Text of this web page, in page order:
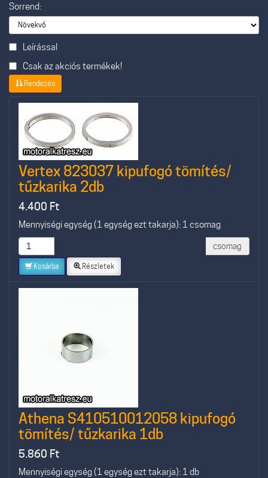
Sorrend:
Leírással
Csak az akciós termékek!
Rendezés
Vertex 823037 kipufogó tömítés/
tűzkarika 2db
4.400 Ft
Mennyiségi egység (1 egység ezt takarja): 1 csomag
csomag
Kosárba Részletek
Athena S410510012058 kipufogó
tömítés/ tűzkarika 1db
5.860 Ft
Mennyiségi egység (1 egység ezt takarja): 1 db